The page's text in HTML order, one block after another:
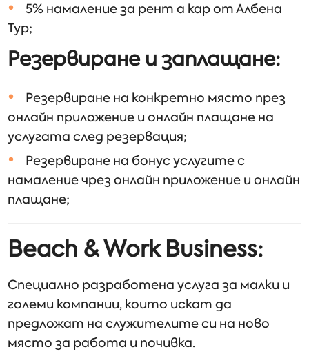
5% намаление за рент а кар от Албена
Тур;
Резервиране и заплащане:
Резервиране на конкретно място през
онлайн приложение и онлайн плащане на
услугата след резервация;
Резервиране на бонус услугите с
намаление чрез онлайн приложение и онлайн
плащане;
Beach & Work Business:
Специално разработена услуга за малки и
големи компании, които искат да
предложат на служителите си на ново
място за работа и почивка.